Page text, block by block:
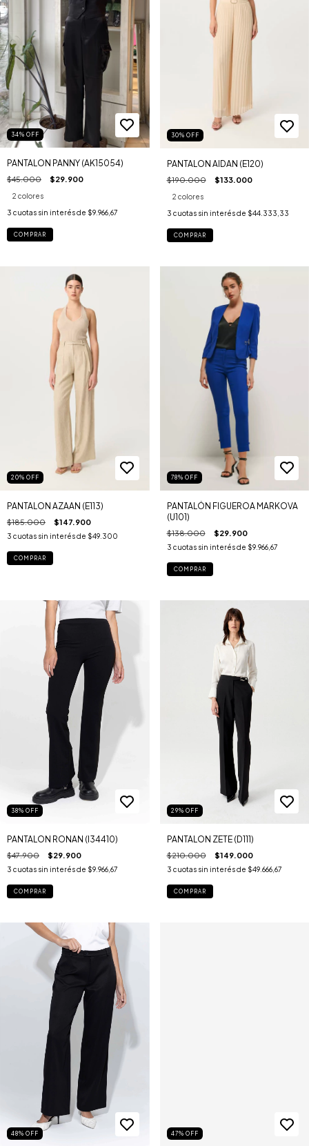
34% OFF
PANTALON PANNY (AK15054)
$45.000 $29.900
2 colores
3 cuotas sin interés de $9.966,67
COMPRAR
30% OFF
PANTALON AIDAN (E120)
$190.000 $133.000
2 colores
3 cuotas sin interés de $44.333,33
COMPRAR
20% OFF
PANTALON AZAAN (E113)
$185.000 $147.900
3 cuotas sin interés de $49.300
COMPRAR
78% OFF
PANTALÓN FIGUEROA MARKOVA
(U101)
$138.000 $29.900
3 cuotas sin interés de $9.966,67
COMPRAR
38% OFF
PANTALON RONAN (I34410)
$47.900 $29.900
3 cuotas sin interés de $9.966,67
COMPRAR
29% OFF
PANTALON ZETE (D111)
$210.000 $149.000
3 cuotas sin interés de $49.666,67
COMPRAR
48% OFF 47% OFF